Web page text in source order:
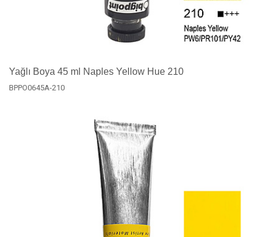
Yağlı Boya 45 ml Naples Yellow Hue 210
BPPO0645A-210